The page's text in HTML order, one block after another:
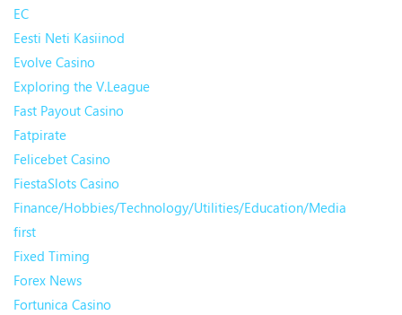
EC
Eesti Neti Kasiinod
Evolve Casino
Exploring the V.League
Fast Payout Casino
Fatpirate
Felicebet Casino
FiestaSlots Casino
Finance/Hobbies/Technology/Utilities/Education/Media
first
Fixed Timing
Forex News
Fortunica Casino